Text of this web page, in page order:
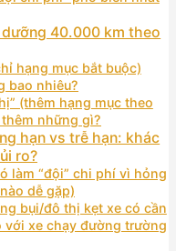
40.000 km theo
hạng mục bắt buộc)
bao nhiêu?
(thêm hạng mục theo
những gì?
hạn vs trễ hạn: khác
ro?
làm “đội” chi phí vì hỏng
dễ gặp)
bụi/đô thị kẹt xe có cần
với xe chạy đường trường